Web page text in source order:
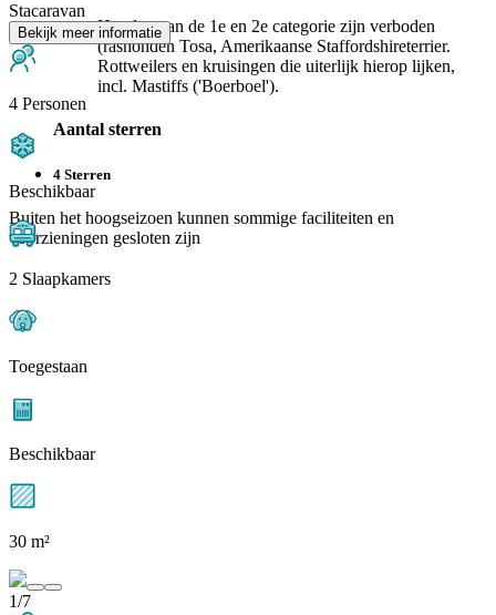
Honden van de 1e en 2e categorie zijn verboden
(rashonden Tosa, Amerikaanse Staffordshireterrier.
Rottweilers en kruisingen die uiterlijk hierop lijken,
incl. Mastiffs ('Boerboel').
Aantal sterren
4 Sterren
Buiten het hoogseizoen kunnen sommige faciliteiten en
voorzieningen gesloten zijn
Stacaravan
Bekijk meer informatie
4 Personen
Beschikbaar
2 Slaapkamers
Toegestaan
Beschikbaar
30 m²
1/7